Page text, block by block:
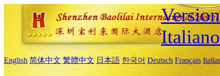
Italiano
English 简体中文 繁體中文 日本語 한국어 Deutsch Français